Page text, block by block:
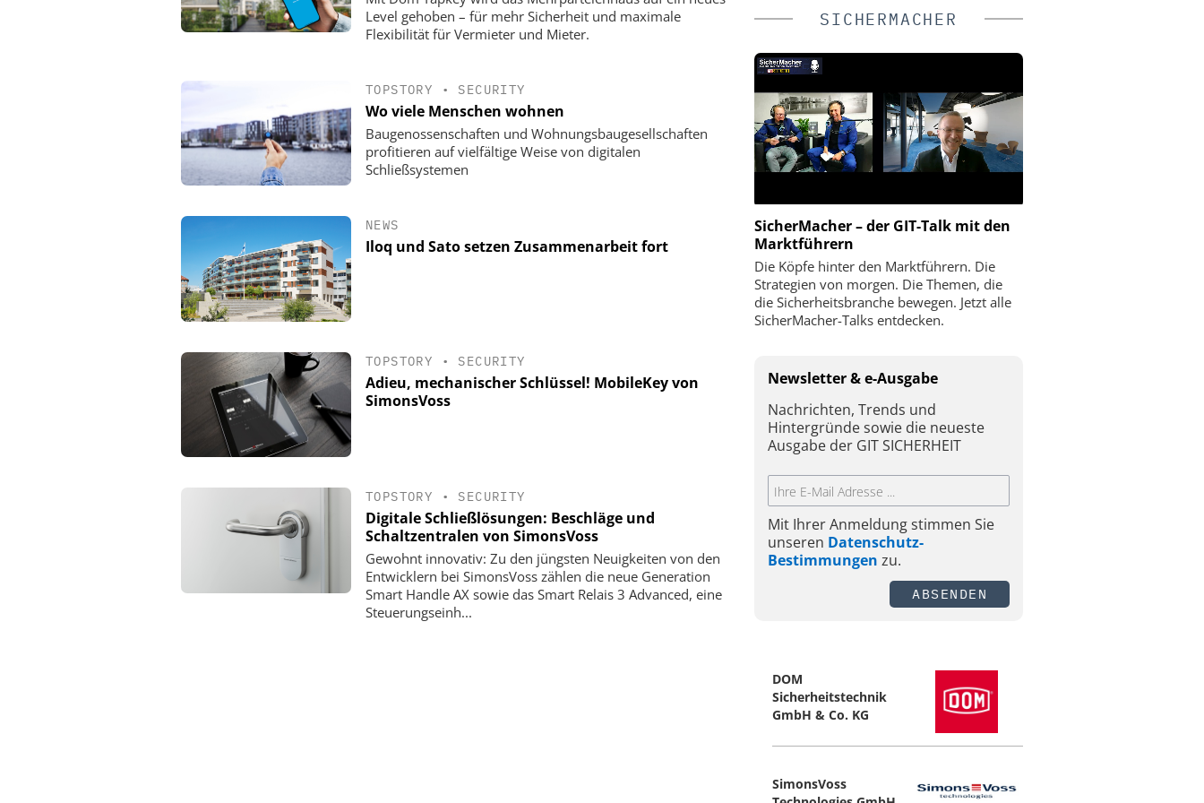
Level gehoben – für mehr Sicherheit und maximale
Flexibilität für Vermieter und Mieter.
TOPSTORY • SECURITY
Wo viele Menschen wohnen
Baugenossenschaften und Wohnungsbaugesellschaften
profitieren auf vielfältige Weise von digitalen
Schließsystemen
NEWS
Iloq und Sato setzen Zusammenarbeit fort
TOPSTORY • SECURITY
Adieu, mechanischer Schlüssel! MobileKey von
SimonsVoss
TOPSTORY • SECURITY
Digitale Schließlösungen: Beschläge und
Schaltzentralen von SimonsVoss
Gewohnt innovativ: Zu den jüngsten Neuigkeiten von den
Entwicklern bei SimonsVoss zählen die neue Generation
Smart Handle AX sowie das Smart Relais 3 Advanced, eine
Steuerungseinh...
SICHERMACHER
SicherMacher – der GIT-Talk mit den
Marktführern
Die Köpfe hinter den Marktführern. Die
Strategien von morgen. Die Themen, die
die Sicherheitsbranche bewegen. Jetzt alle
SicherMacher-Talks entdecken.
Newsletter & e-Ausgabe
Nachrichten, Trends und
Hintergründe sowie die neueste
Ausgabe der GIT SICHERHEIT
Mit Ihrer Anmeldung stimmen Sie
unseren Datenschutz-
Bestimmungen zu.
ABSENDEN
DOM
Sicherheitstechnik
GmbH & Co. KG
SimonsVoss